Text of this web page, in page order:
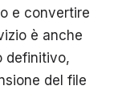
e convertire
è anche
definitivo,
del file